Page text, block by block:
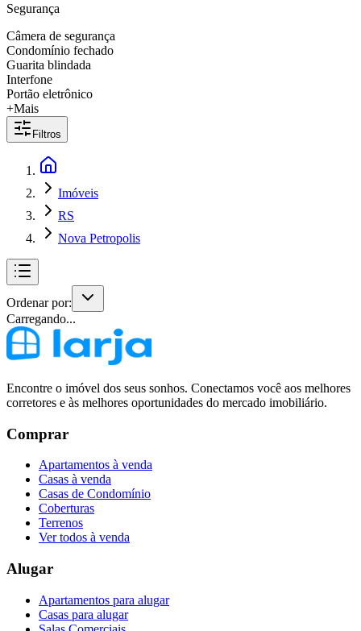
Segurança
Câmera de segurança
Condomínio fechado
Guarita blindada
Interfone
Portão eletrônico
+Mais
Filtros
Imóveis
RS
Nova Petropolis
Ordenar por:
Carregando...
Encontre o imóvel dos seus sonhos. Conectamos você aos melhores
corretores e às melhores oportunidades do mercado imobiliário.
Comprar
Apartamentos à venda
Casas à venda
Casas de Condomínio
Coberturas
Terrenos
Ver todos à venda
Alugar
Apartamentos para alugar
Casas para alugar